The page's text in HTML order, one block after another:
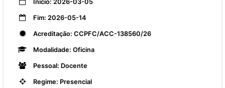
Início: 2026-03-05
Fim: 2026-05-14
Acreditação: CCPFC/ACC-138560/26
Modalidade: Oficina
Pessoal: Docente
Regime: Presencial